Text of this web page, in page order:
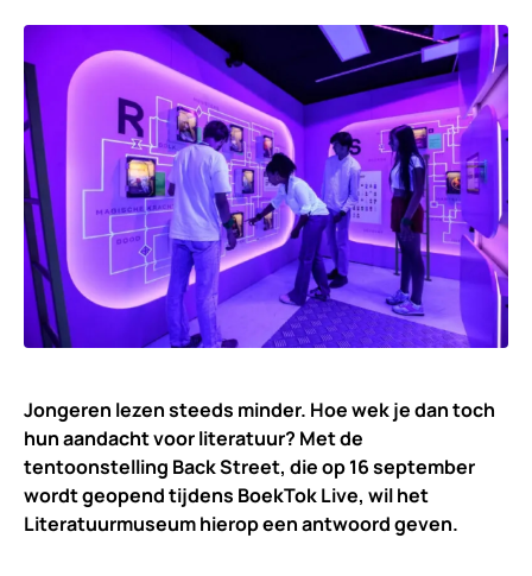
Jongeren lezen steeds minder. Hoe wek je dan toch
hun aandacht voor literatuur? Met de
tentoonstelling Back Street, die op 16 september
wordt geopend tijdens BoekTok Live, wil het
Literatuurmuseum hierop een antwoord geven.